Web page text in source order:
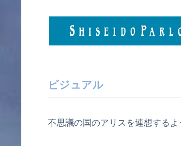
ビジュアル
不思議の国のアリスを連想する